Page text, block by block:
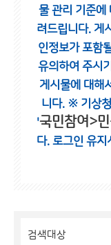
물 관리 기준에
려드립니다. 게
인정보가 포함
유의하여 주시
게시물에 대해
니다. ※ 기상
'국민참여>
다. 로그인 유지